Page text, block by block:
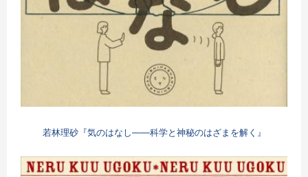
若林理砂『気のはなし――科学と神秘のはざまを解く 』